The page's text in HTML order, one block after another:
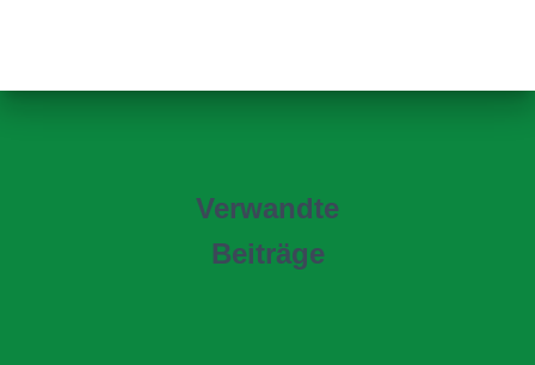
Verwandte
Beiträge